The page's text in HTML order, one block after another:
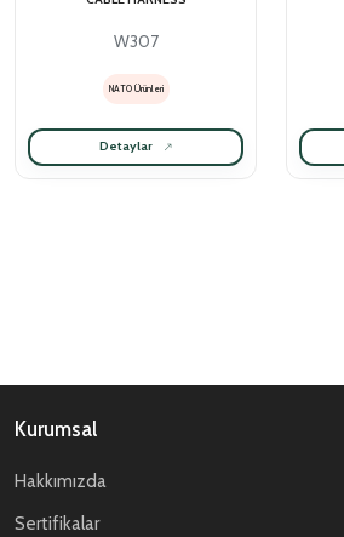
W307
NATO Ürünleri
Detaylar
Kurumsal
Hakkımızda
Sertifikalar